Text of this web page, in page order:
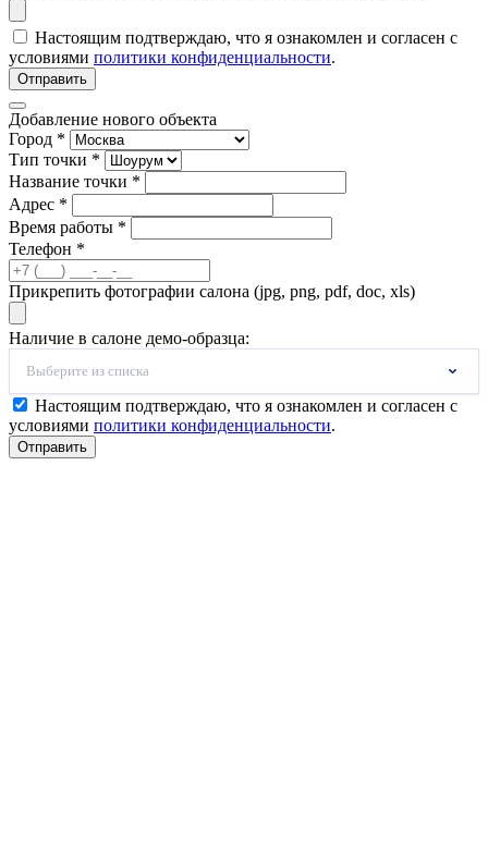
Настоящим подтверждаю, что я ознакомлен и согласен с
условиями политики конфиденциальности.
Отправить
Добавление нового объекта
Город *
Тип точки *
Название точки *
Адрес *
Время работы *
Телефон *
Прикрепить фотографии салона (jpg, png, pdf, doc, xls)
Наличие в салоне демо-образца:
Выберите из списка
Настоящим подтверждаю, что я ознакомлен и согласен с
условиями политики конфиденциальности.
Отправить